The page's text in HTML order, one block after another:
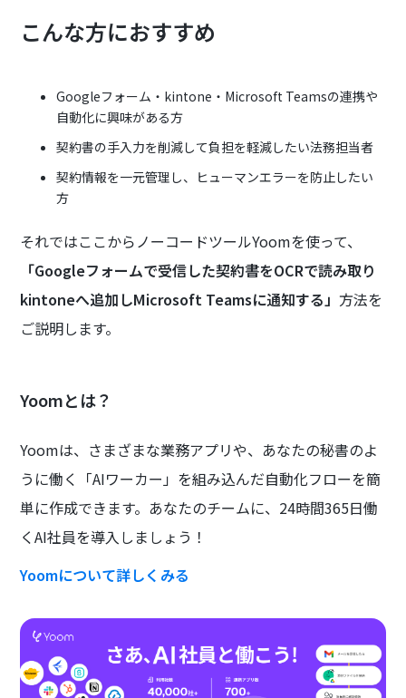
こんな方におすすめ
Googleフォーム・kintone・Microsoft Teamsの連携や
自動化に興味がある方
契約書の手入力を削減して負担を軽減したい法務担当者
契約情報を一元管理し、ヒューマンエラーを防止したい
方
それではここからノーコードツールYoomを使って、
「Googleフォームで受信した契約書をOCRで読み取り
kintoneへ追加しMicrosoft Teamsに通知する」 方法を
ご説明します。
Yoomとは？
Yoomは、さまざまな業務アプリや、あなたの秘書のよ
うに働く「AIワーカー」を組み込んだ自動化フローを簡
単に作成できます。あなたのチームに、24時間365日働
くAI社員を導入しましょう！
Yoomについて詳しくみる